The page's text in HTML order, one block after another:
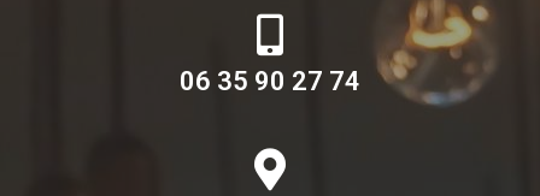
06 35 90 27 74